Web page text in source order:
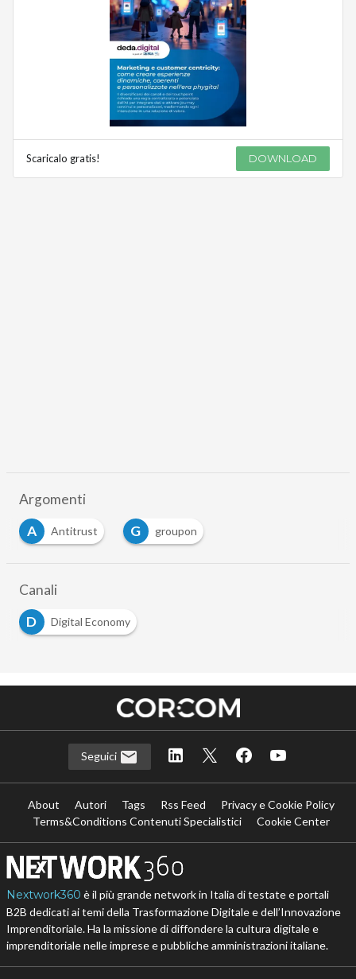
Scaricalo gratis! DOWNLOAD
Argomenti
A
Antitrust G
groupon
Canali
D
Digital Economy
Seguici
About Autori Tags Rss Feed
Privacy e Cookie Policy
Terms&Conditions Contenuti Specialistici
Cookie Center
Nextwork360 è il più grande network in Italia di testate e portali
B2B dedicati ai temi della Trasformazione Digitale e dell’Innovazione
Imprenditoriale. Ha la missione di diffondere la cultura digitale e
imprenditoriale nelle imprese e pubbliche amministrazioni italiane.